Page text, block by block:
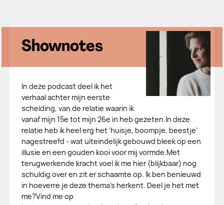
Shownotes
In deze podcast deel ik het
verhaal achter mijn eerste
scheiding, van de relatie waarin ik
vanaf mijn 15e tot mijn 26e in heb gezeten.In deze
relatie heb ik heel erg het 'huisje, boompje, beestje'
nagestreefd - wat uiteindelijk gebouwd bleek op een
illusie en een gouden kooi voor mij vormde.Met
terugwerkende kracht voel ik me hier (blijkbaar) nog
schuldig over en zit er schaamte op. Ik ben benieuwd
in hoeverre je deze thema's herkent. Deel je het met
me?Vind me op